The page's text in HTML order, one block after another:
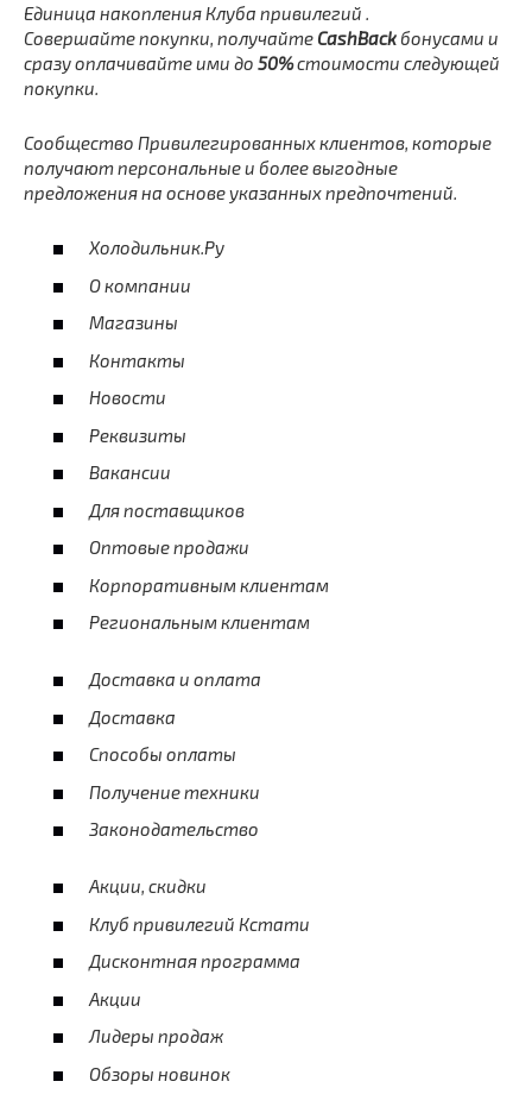
Единица накопления Клуба привилегий .
Совершайте покупки, получайте CashBack бонусами и
сразу оплачивайте ими до 50%стоимости следующей
покупки.
Сообщество Привилегированных клиентов, которые
получают персональные и более выгодные
предложения на основе указанных предпочтений.
Холодильник.Ру
О компании
Магазины
Контакты
Новости
Реквизиты
Вакансии
Для поставщиков
Оптовые продажи
Корпоративным клиентам
Региональным клиентам
Доставка и оплата
Доставка
Способы оплаты
Получение техники
Законодательство
Акции, скидки
Клуб привилегий Кстати
Дисконтная программа
Акции
Лидеры продаж
Обзоры новинок